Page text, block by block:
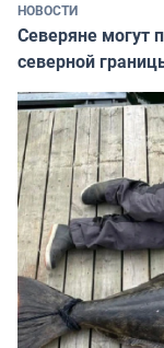
НОВОСТИ
Северяне могут
северной